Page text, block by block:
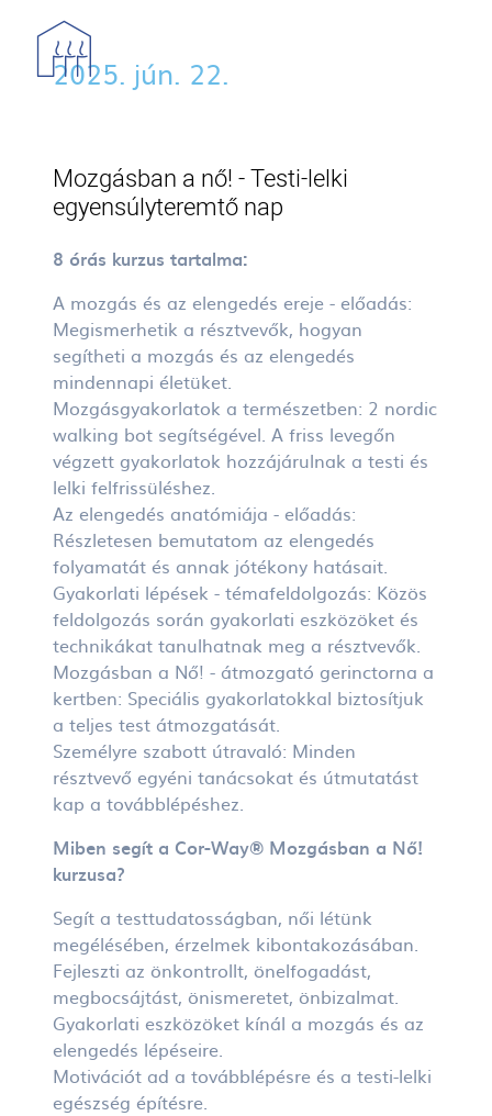
2025. jún. 22.
Mozgásban a nő! - Testi-lelki
egyensúlyteremtő nap
8 órás kurzus tartalma:
A mozgás és az elengedés ereje - előadás:
Megismerhetik a résztvevők, hogyan
segítheti a mozgás és az elengedés
mindennapi életüket.
Mozgásgyakorlatok a természetben: 2 nordic
walking bot segítségével. A friss levegőn
végzett gyakorlatok hozzájárulnak a testi és
lelki felfrissüléshez.
Az elengedés anatómiája - előadás:
Részletesen bemutatom az elengedés
folyamatát és annak jótékony hatásait.
Gyakorlati lépések - témafeldolgozás: Közös
feldolgozás során gyakorlati eszközöket és
technikákat tanulhatnak meg a résztvevők.
Mozgásban a Nő! - átmozgató gerinctorna a
kertben: Speciális gyakorlatokkal biztosítjuk
a teljes test átmozgatását.
Személyre szabott útravaló: Minden
résztvevő egyéni tanácsokat és útmutatást
kap a továbblépéshez.
Miben segít a Cor-Way® Mozgásban a Nő!
kurzusa?
Segít a testtudatosságban, női létünk
megélésében, érzelmek kibontakozásában.
Fejleszti az önkontrollt, önelfogadást,
megbocsájtást, önismeretet, önbizalmat.
Gyakorlati eszközöket kínál a mozgás és az
elengedés lépéseire.
Motivációt ad a továbblépésre és a testi-lelki
egészség építésre.